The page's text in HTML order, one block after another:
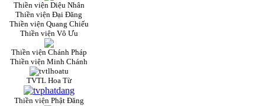
Thiền viện Diệu Nhân
Thiền viện Đại Đăng
Thiền viện Quang Chiếu
Thiền viện Vô Ưu
Thiền viện Chánh Pháp
Thiền viện Minh Chánh
TVTL Hoa Từ
Thiền viện Phật Đăng